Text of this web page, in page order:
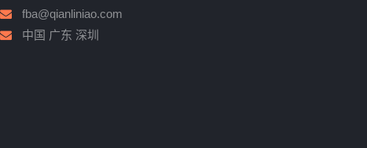
fba@qianliniao.com
中国 广东 深圳